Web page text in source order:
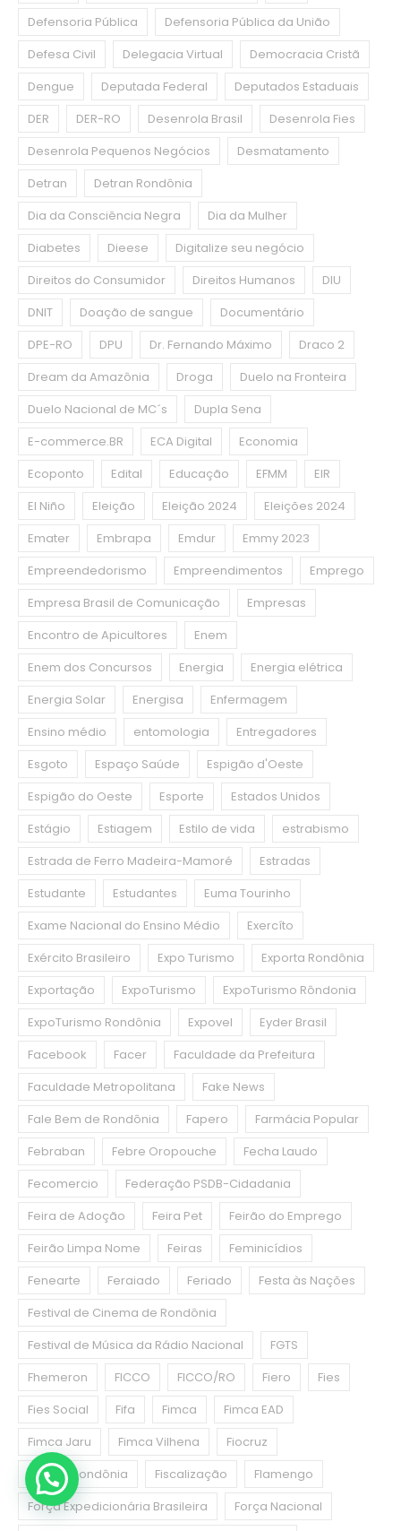
Defensoria Pública
Defensoria Pública da União
Defesa Civil
Delegacia Virtual
Democracia Cristã
Dengue
Deputada Federal
Deputados Estaduais
DER
DER-RO Desenrola Brasil
Desenrola Fies
Desenrola Pequenos Negócios
Desmatamento
Detran
Detran Rondônia
Dia da Consciência Negra
Dia da Mulher
Diabetes
Dieese
Digitalize seu negócio
Direitos do Consumidor
Direitos Humanos
DIU
DNIT
Doação de sangue
Documentário
DPE-RO
DPU Dr. Fernando Máximo
Draco 2
Dream da Amazônia
Droga
Duelo na Fronteira
Duelo Nacional de MC´s
Dupla Sena
E-commerce.BR
ECA Digital
Economia
Ecoponto
Edital Educação EFMM
EIR
El Niño
Eleição Eleição 2024
Eleições 2024
Emater
Embrapa Emdur
Emmy 2023
Empreendedorismo
Empreendimentos
Emprego
Empresa Brasil de Comunicação
Empresas
Encontro de Apicultores
Enem
Enem dos Concursos
Energia
Energia elétrica
Energia Solar
Energisa
Enfermagem
Ensino médio
entomologia
Entregadores
Esgoto
Espaço Saúde
Espigão d'Oeste
Espigão do Oeste
Esporte
Estados Unidos
Estágio
Estiagem Estilo de vida
estrabismo
Estrada de Ferro Madeira-Mamoré
Estradas
Estudante
Estudantes
Euma Tourinho
Exame Nacional do Ensino Médio
Exercíto
Exército Brasileiro
Expo Turismo
Exporta Rondônia
Exportação
ExpoTurismo
ExpoTurismo Rôndonia
ExpoTurismo Rondônia
Expovel
Eyder Brasil
Facebook
Facer
Faculdade da Prefeitura
Faculdade Metropolitana
Fake News
Fale Bem de Rondônia
Fapero
Farmácia Popular
Febraban
Febre Oropouche
Fecha Laudo
Fecomercio
Federação PSDB-Cidadania
Feira de Adoção
Feira Pet
Feirão do Emprego
Feirão Limpa Nome
Feiras
Feminicídios
Fenearte
Feraiado Feriado
Festa às Nações
Festival de Cinema de Rondônia
Festival de Música da Rádio Nacional
FGTS
Fhemeron
FICCO FICCO/RO Fiero
Fies
Fies Social
Fifa Fimca
Fimca EAD
Fimca Jaru
Fimca Vilhena
Fiocruz
Fiocruz Rondônia
Fiscalização
Flamengo
Força Expedicionária Brasileira
Força Nacional